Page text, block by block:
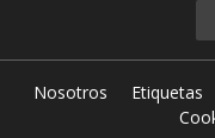
Nosotros Etiquetas